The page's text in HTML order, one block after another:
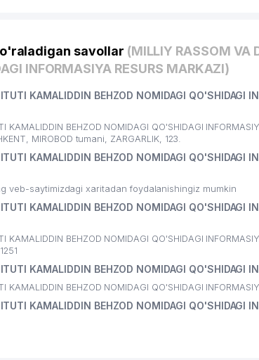
savollar (MILLIY RASSOM VA
INFORMASIYA RESURS MARKAZI)
KAMALIDDIN BEHZOD NOMIDAGI QO'SHIDAGI
KAMALIDDIN BEHZOD NOMIDAGI QO'SHIDAGI
MIROBOD tumani, ZARGARLIK, 123.
KAMALIDDIN BEHZOD NOMIDAGI QO'SHIDAGI
veb-saytimizdagi xaritadan foydalanishingiz mumkin
KAMALIDDIN BEHZOD NOMIDAGI QO'SHIDAGI
KAMALIDDIN BEHZOD NOMIDAGI QO'SHIDAGI
KAMALIDDIN BEHZOD NOMIDAGI QO'SHIDAGI
KAMALIDDIN BEHZOD NOMIDAGI QO'SHIDAGI
KAMALIDDIN BEHZOD NOMIDAGI QO'SHIDAGI